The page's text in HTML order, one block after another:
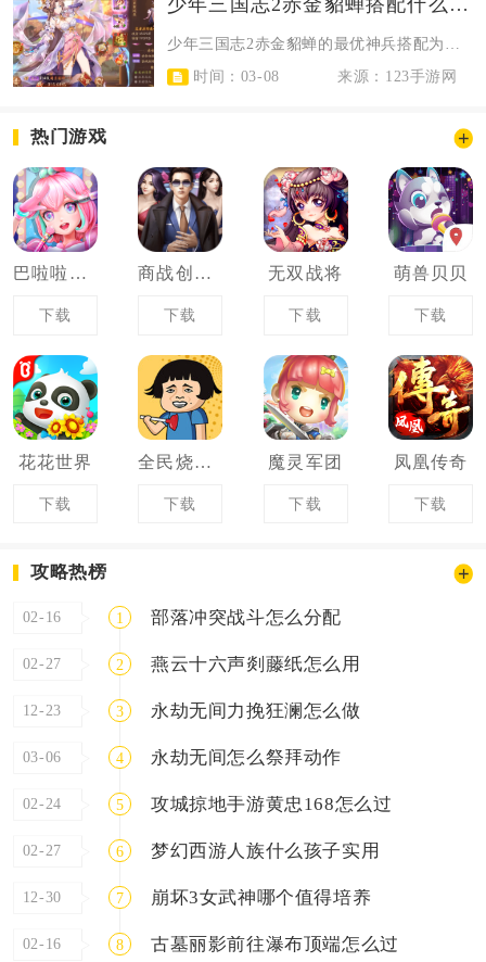
时间：03-08
来源：123手游网
热门游戏
巴啦啦小魔仙幻彩美妆
下载
商战创世纪
下载
无双战将
下载
萌兽贝贝
下载
花花世界
下载
全民烧脑大挑战
下载
魔灵军团
下载
凤凰传奇
下载
攻略热榜
02-16 1 部落冲突战斗怎么分配
02-27 2 燕云十六声剡藤纸怎么用
12-23 3 永劫无间力挽狂澜怎么做
03-06 4 永劫无间怎么祭拜动作
02-24 5 攻城掠地手游黄忠168怎么过
02-27 6 梦幻西游人族什么孩子实用
12-30 7 崩坏3女武神哪个值得培养
02-16 8 古墓丽影前往瀑布顶端怎么过